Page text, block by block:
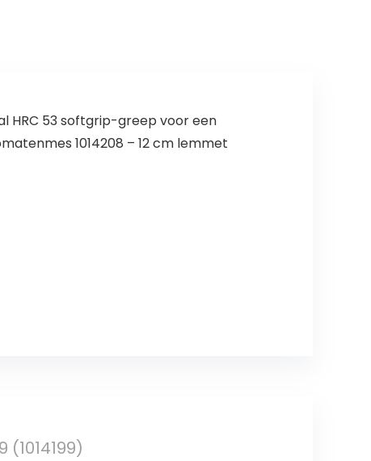
HRC 53 softgrip-greep voor een
1014208 – 12 cm lemmet